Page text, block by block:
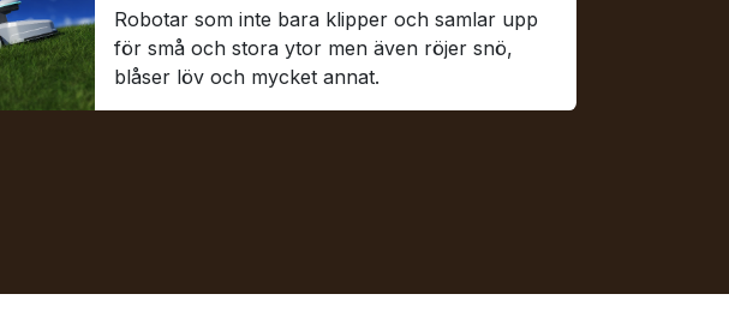
Robotar som inte bara klipper och samlar upp
för små och stora ytor men även röjer snö,
blåser löv och mycket annat.